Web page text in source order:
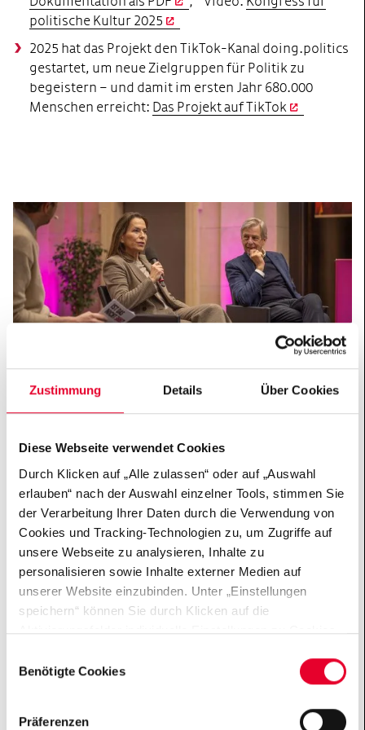
Zustimmung Details Über Cookies
Diese Webseite verwendet Cookies
Durch Klicken auf „Alle zulassen“ oder auf „Auswahl
erlauben“ nach der Auswahl einzelner Tools, stimmen Sie
der Verarbeitung Ihrer Daten durch die Verwendung von
Cookies und Tracking-Technologien zu, um Zugriffe auf
unsere Webseite zu analysieren, Inhalte zu
personalisieren sowie Inhalte externer Medien auf
unserer Website einzubinden. Unter „Einstellungen
speichern“ können Sie durch Klicken auf die
Aktivierungsfelder individuelle Einstellungen zu Cookies
untersagen oder keine Einwilligung erteilen. Sie können
die erteilte Einwilligung auch später jederzeit über das
Cookie Board widerrufen. Der Einsatz von „Benötigten
Benötigte Cookies
Präferenzen
politische Kultur 2025
2025 hat das Projekt den TikTok-Kanal doing.politics
gestartet, um neue Zielgruppen für Politik zu
begeistern – und damit im ersten Jahr 680.000
Menschen erreicht: Das Projekt auf TikTok
192 politikbegeisterte junge Menschen sind Teil des
Beruf:Politik-Netzwerks. 2025 fand das erste
Alumni-Treffen in Präsenz statt.
Rund 150 Bundestagsabgeordnete entschieden sich
nach der vergangenen Legislaturperiode, nicht
erneut zu kandidieren. Bei unserer gemeinsamen
Veranstaltung mit der Bertelsmann Stiftung „Von
Aussteigern lernen – welche Veränderungen braucht